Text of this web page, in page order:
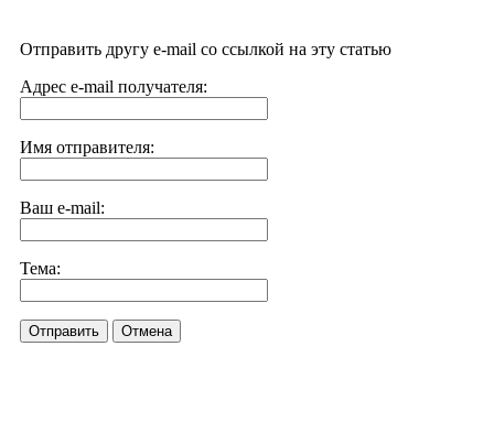
Отправить другу e-mail со ссылкой на эту статью
Адрес e-mail получателя:
Имя отправителя:
Ваш e-mail:
Тема:
Отправить Отмена